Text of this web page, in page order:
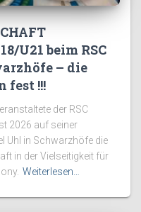
U21 beim RSC
– die
fest !!!
der RSC
2026 auf seiner
Uhl in Schwarzhöfe die
in der Vielseitigkeit für
Weiterlesen…